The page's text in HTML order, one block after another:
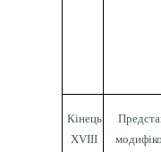
Кінець
XVIII